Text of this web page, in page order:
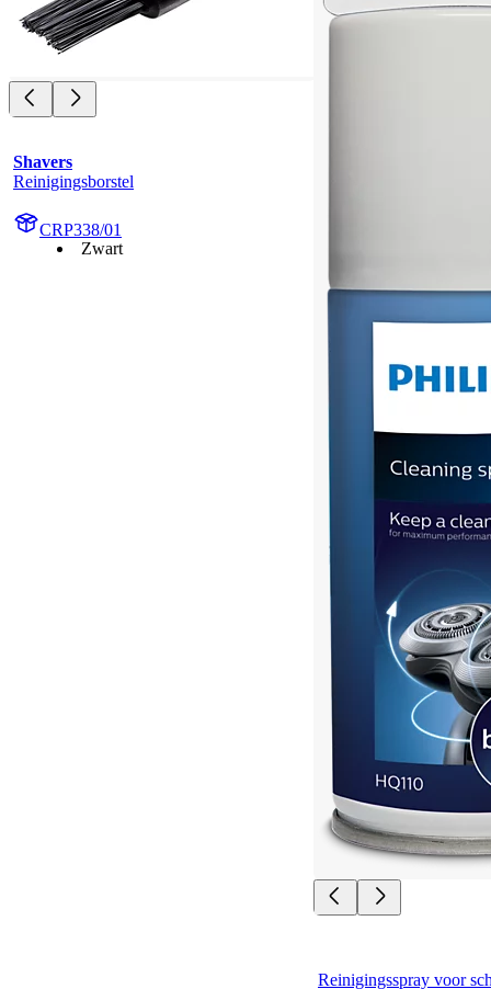
Shavers
Reinigingsborstel
CRP338/01
Zwart
Reinigingsspray voor